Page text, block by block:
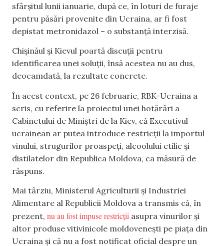
sfârșitul lunii ianuarie, după ce, în loturi de furaje
pentru păsări provenite din Ucraina, ar fi fost
depistat metronidazol – o substanță interzisă.
Chișinăul și Kievul poartă discuții pentru
identificarea unei soluții, însă acestea nu au dus,
deocamdată, la rezultate concrete.
În acest context, pe 26 februarie, RBK-Ucraina a
scris, cu referire la proiectul unei hotărâri a
Cabinetului de Miniștri de la Kiev, că Executivul
ucrainean ar putea introduce restricții la importul
vinului, strugurilor proaspeți, alcoolului etilic și
distilatelor din Republica Moldova, ca măsură de
răspuns.
Mai târziu, Ministerul Agriculturii și Industriei
Alimentare al Republicii Moldova a transmis că, în
prezent, nu au fost impuse restricții asupra vinurilor și
altor produse vitivinicole moldovenești pe piața din
Ucraina și că nu a fost notificat oficial despre un